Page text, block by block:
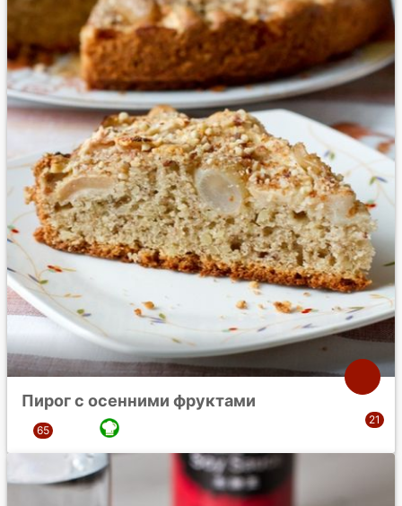
Пирог с осенними фруктами